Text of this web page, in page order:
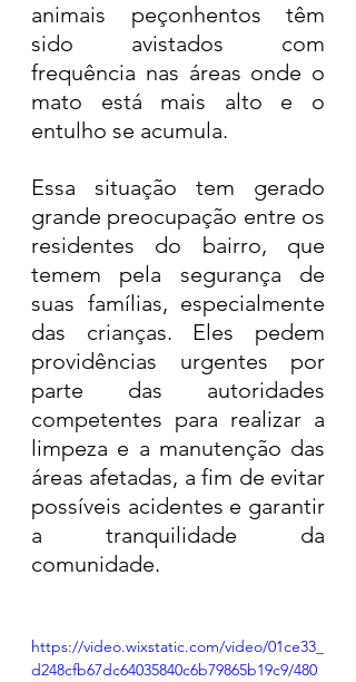
animais peçonhentos têm
sido avistados com
frequência nas áreas onde o
mato está mais alto e o
entulho se acumula.
Essa situação tem gerado
grande preocupação entre os
residentes do bairro, que
temem pela segurança de
suas famílias, especialmente
das crianças. Eles pedem
providências urgentes por
parte das autoridades
competentes para realizar a
limpeza e a manutenção das
áreas afetadas, a fim de evitar
possíveis acidentes e garantir
a tranquilidade da
comunidade.
https://video.wixstatic.com/video/01ce33_
d248cfb67dc64035840c6b79865b19c9/480